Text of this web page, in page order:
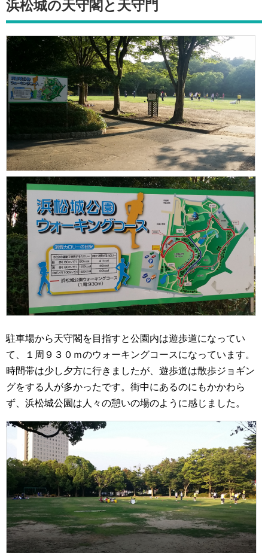
浜松城の天守閣と天守門
駐車場から天守閣を目指すと公園内は遊歩道になってい
て、１周９３０ｍのウォーキングコースになっています。
時間帯は少し夕方に行きましたが、遊歩道は散歩ジョギン
グをする人が多かったです。街中にあるのにもかかわら
ず、浜松城公園は人々の憩いの場のように感じました。